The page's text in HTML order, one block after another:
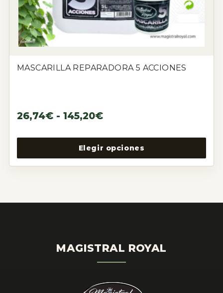
Elegir opciones
MASCARILLA REPARADORA 5 ACCIONES
26,74€ - 145,20€
MAGISTRAL ROYAL